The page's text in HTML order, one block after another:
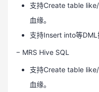
支持Create table
血缘。
支持Insert into等DML
− MRS Hive SQL
支持Create table
血缘。